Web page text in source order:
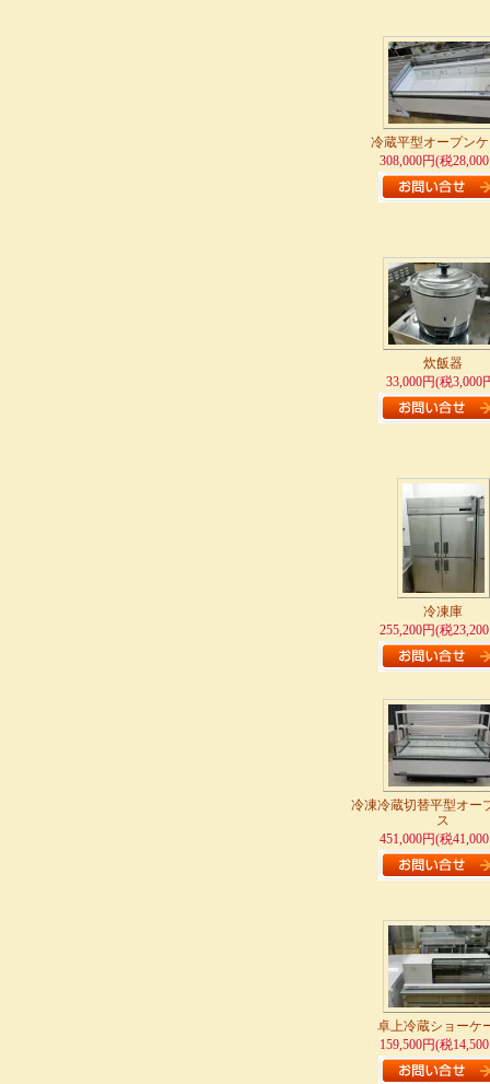
冷蔵平型オープン
308,000円(税
炊飯器
33,000円(税3,000
冷凍庫
255,200円(税
冷凍冷蔵切替平型オー
ス
451,000円(税
卓上冷蔵ショーケ
159,500円(税